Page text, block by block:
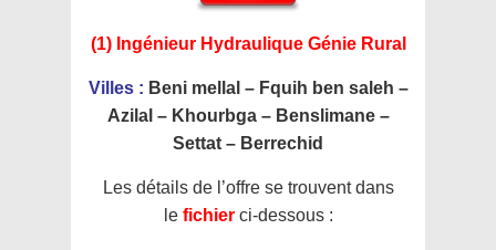
(1) Ingénieur Hydraulique Génie Rural
Villes : Beni mellal – Fquih ben saleh –
Azilal – Khourbga – Benslimane –
Settat – Berrechid
Les détails de l’offre se trouvent dans
le fichier ci-dessous :